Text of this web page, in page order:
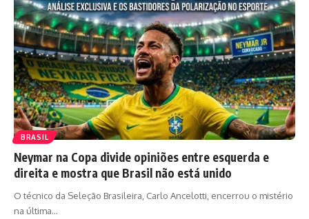
BRASIL
Neymar na Copa divide opiniões entre esquerda e
direita e mostra que Brasil não está unido
O técnico da Seleção Brasileira, Carlo Ancelotti, encerrou o mistério
na última…